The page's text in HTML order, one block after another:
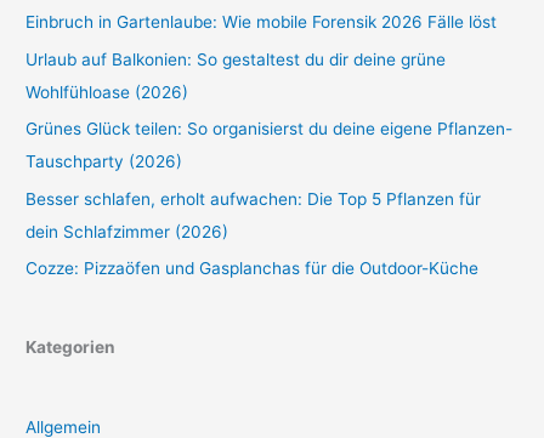
Einbruch in Gartenlaube: Wie mobile Forensik 2026 Fälle löst
Urlaub auf Balkonien: So gestaltest du dir deine grüne
Wohlfühloase (2026)
Grünes Glück teilen: So organisierst du deine eigene Pflanzen-
Tauschparty (2026)
Besser schlafen, erholt aufwachen: Die Top 5 Pflanzen für
dein Schlafzimmer (2026)
Cozze: Pizzaöfen und Gasplanchas für die Outdoor-Küche
Kategorien
Allgemein